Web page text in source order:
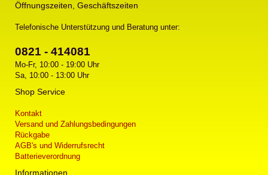
Öffnungszeiten, Geschäftszeiten
Telefonische Unterstützung und Beratung unter:
0821 - 414081
Mo-Fr, 10:00 - 19:00 Uhr
Sa, 10:00 - 13:00 Uhr
Shop Service
Kontakt
Versand und Zahlungsbedingungen
Rückgabe
AGB's und Widerrufsrecht
Batterieverordnung
Informationen